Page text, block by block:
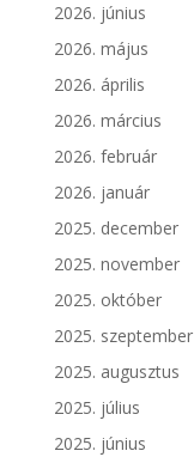
2026. június
2026. május
2026. április
2026. március
2026. február
2026. január
2025. december
2025. november
2025. október
2025. szeptember
2025. augusztus
2025. július
2025. június